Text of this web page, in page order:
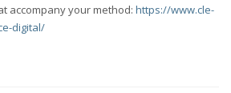
accompany your method: https://www.cle-
digital/